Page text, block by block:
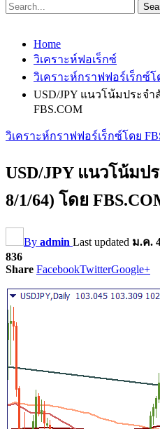
Home
วิเคราะห์ฟอเร็กซ์
วิเคราะห์กราฟฟอร์เร็กซ์โ
USD/JPY แนวโน้มประจำ
FBS.COM
วิเคราะห์กราฟฟอร์เร็กซ์โดย
USD/JPY แนวโน้มป
8/1/64) โดย
By admin Last updated ม.ค.
836
Share FacebookTwitterGoogle+